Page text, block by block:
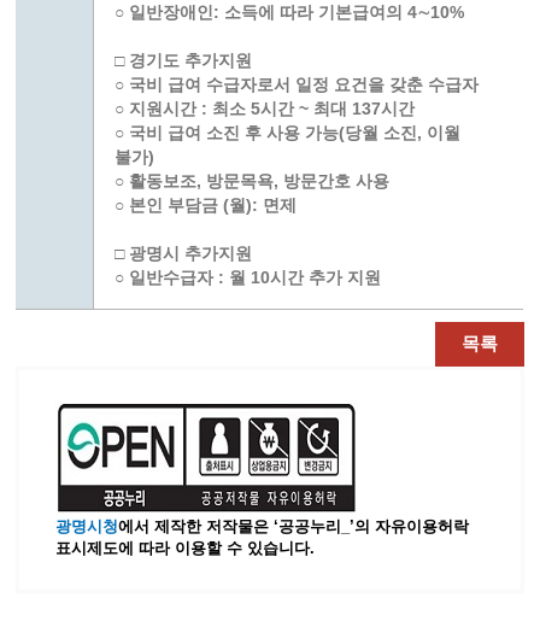
○ 일반장애인: 소득에 따라 기본급여의 4∼10%
□ 경기도 추가지원
○ 국비 급여 수급자로서 일정 요건을 갖춘 수급자
○ 지원시간 : 최소 5시간 ~ 최대 137시간
○ 국비 급여 소진 후 사용 가능(당월 소진, 이월
불가)
○ 활동보조, 방문목욕, 방문간호 사용
○ 본인 부담금 (월): 면제
□ 광명시 추가지원
○ 일반수급자 : 월 10시간 추가 지원
목록
광명시청에서 제작한 저작물은 ‘공공누리_’의 자유이용허락
표시제도에 따라 이용할 수 있습니다.